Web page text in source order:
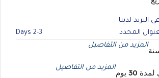
لدينا
المحدد
2-3 Days
المزيد من التفاصيل
30 يوم
المزيد من التفاصيل